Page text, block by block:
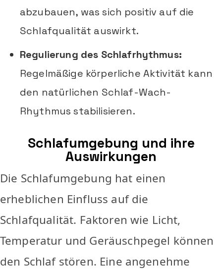
abzubauen, was sich positiv auf die
Schlafqualität auswirkt.
Regulierung des Schlafrhythmus:
Regelmäßige körperliche Aktivität kann
den natürlichen Schlaf-Wach-
Rhythmus stabilisieren.
Schlafumgebung und ihre
Auswirkungen
Die Schlafumgebung hat einen
erheblichen Einfluss auf die
Schlafqualität. Faktoren wie Licht,
Temperatur und Geräuschpegel können
den Schlaf stören. Eine angenehme